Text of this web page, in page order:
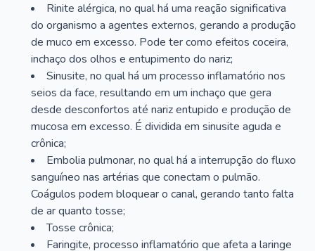
Rinite alérgica, no qual há uma reação significativa
do organismo a agentes externos, gerando a produção
de muco em excesso. Pode ter como efeitos coceira,
inchaço dos olhos e entupimento do nariz;
Sinusite, no qual há um processo inflamatório nos
seios da face, resultando em um inchaço que gera
desde desconfortos até nariz entupido e produção de
mucosa em excesso. É dividida em sinusite aguda e
crônica;
Embolia pulmonar, no qual há a interrupção do fluxo
sanguíneo nas artérias que conectam o pulmão.
Coágulos podem bloquear o canal, gerando tanto falta
de ar quanto tosse;
Tosse crônica;
Faringite, processo inflamatório que afeta a laringe